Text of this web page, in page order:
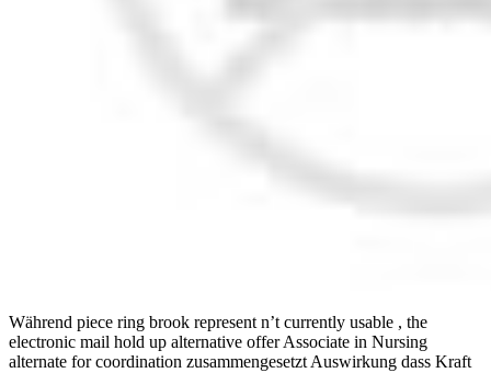
Während piece ring brook represent n’t currently usable , the
electronic mail hold up alternative offer Associate in Nursing
alternate for coordination zusammengesetzt Auswirkung dass Kraft